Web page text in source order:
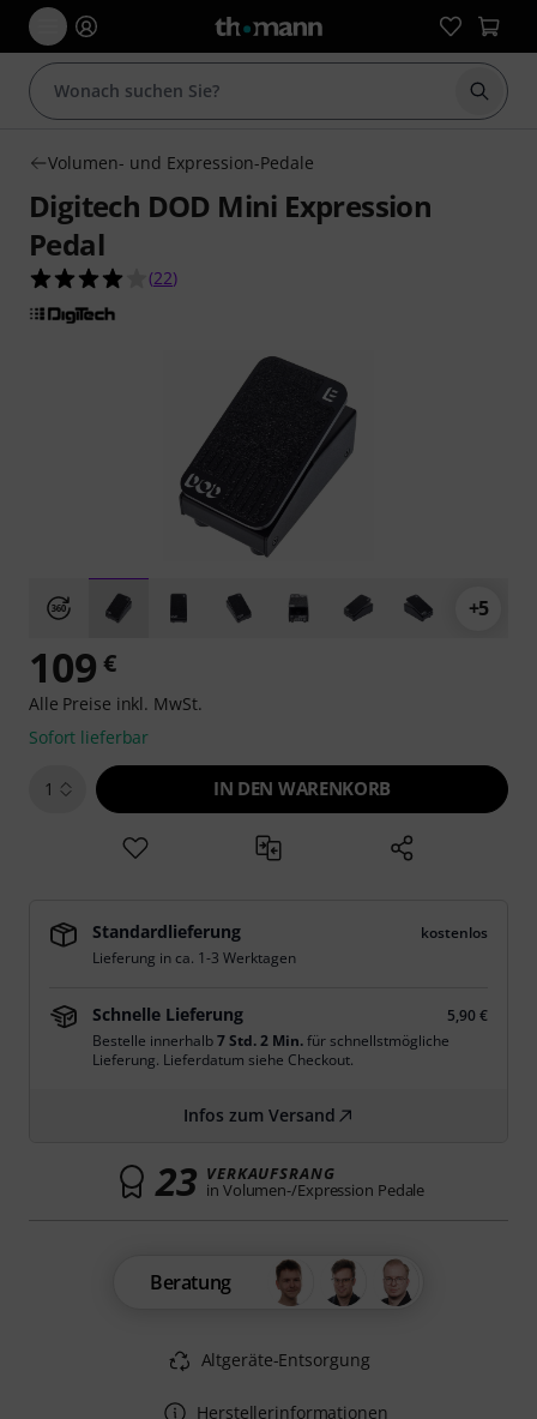
Suche
Volumen- und Expression-Pedale
Digitech DOD Mini Expression
Pedal
4.0 von 5 Sternen aus 22 Kundenbewertungen
(22)
+5
109 €
Alle Preise inkl. MwSt.
Sofort lieferbar
1 IN DEN WARENKORB
Standardlieferung
kostenlos
Lieferung in ca. 1-3 Werktagen
Schnelle Lieferung
5,90 €
Bestelle innerhalb7 Std. 2 Min.für schnellstmögliche
Lieferung. Lieferdatum siehe Checkout.
Infos zum Versand
23 VERKAUFSRANG
in Volumen-/Expression Pedale
Beratung
Altgeräte-Entsorgung
Herstellerinformationen